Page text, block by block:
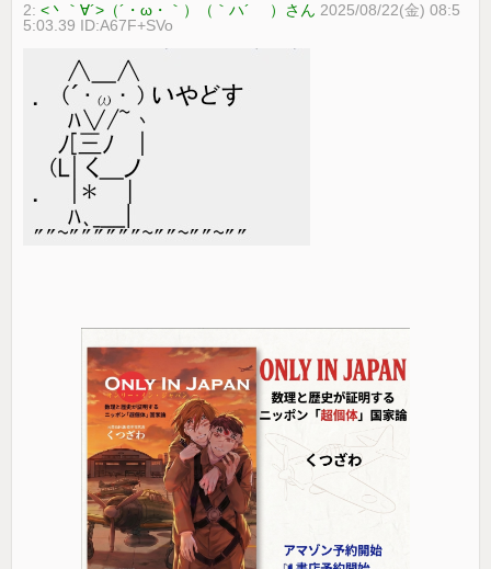
2:<丶｀∀´>（´・ω・｀）（｀ハ´ ）さん 2025/08/22(金) 08:5
5:03.39 ID:A67F+SVo